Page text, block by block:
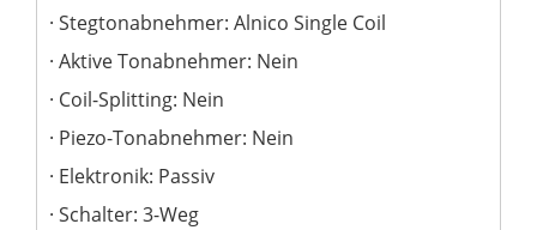
Stegtonabnehmer: Alnico Single Coil
Aktive Tonabnehmer: Nein
Coil-Splitting: Nein
Piezo-Tonabnehmer: Nein
Elektronik: Passiv
Schalter: 3-Weg